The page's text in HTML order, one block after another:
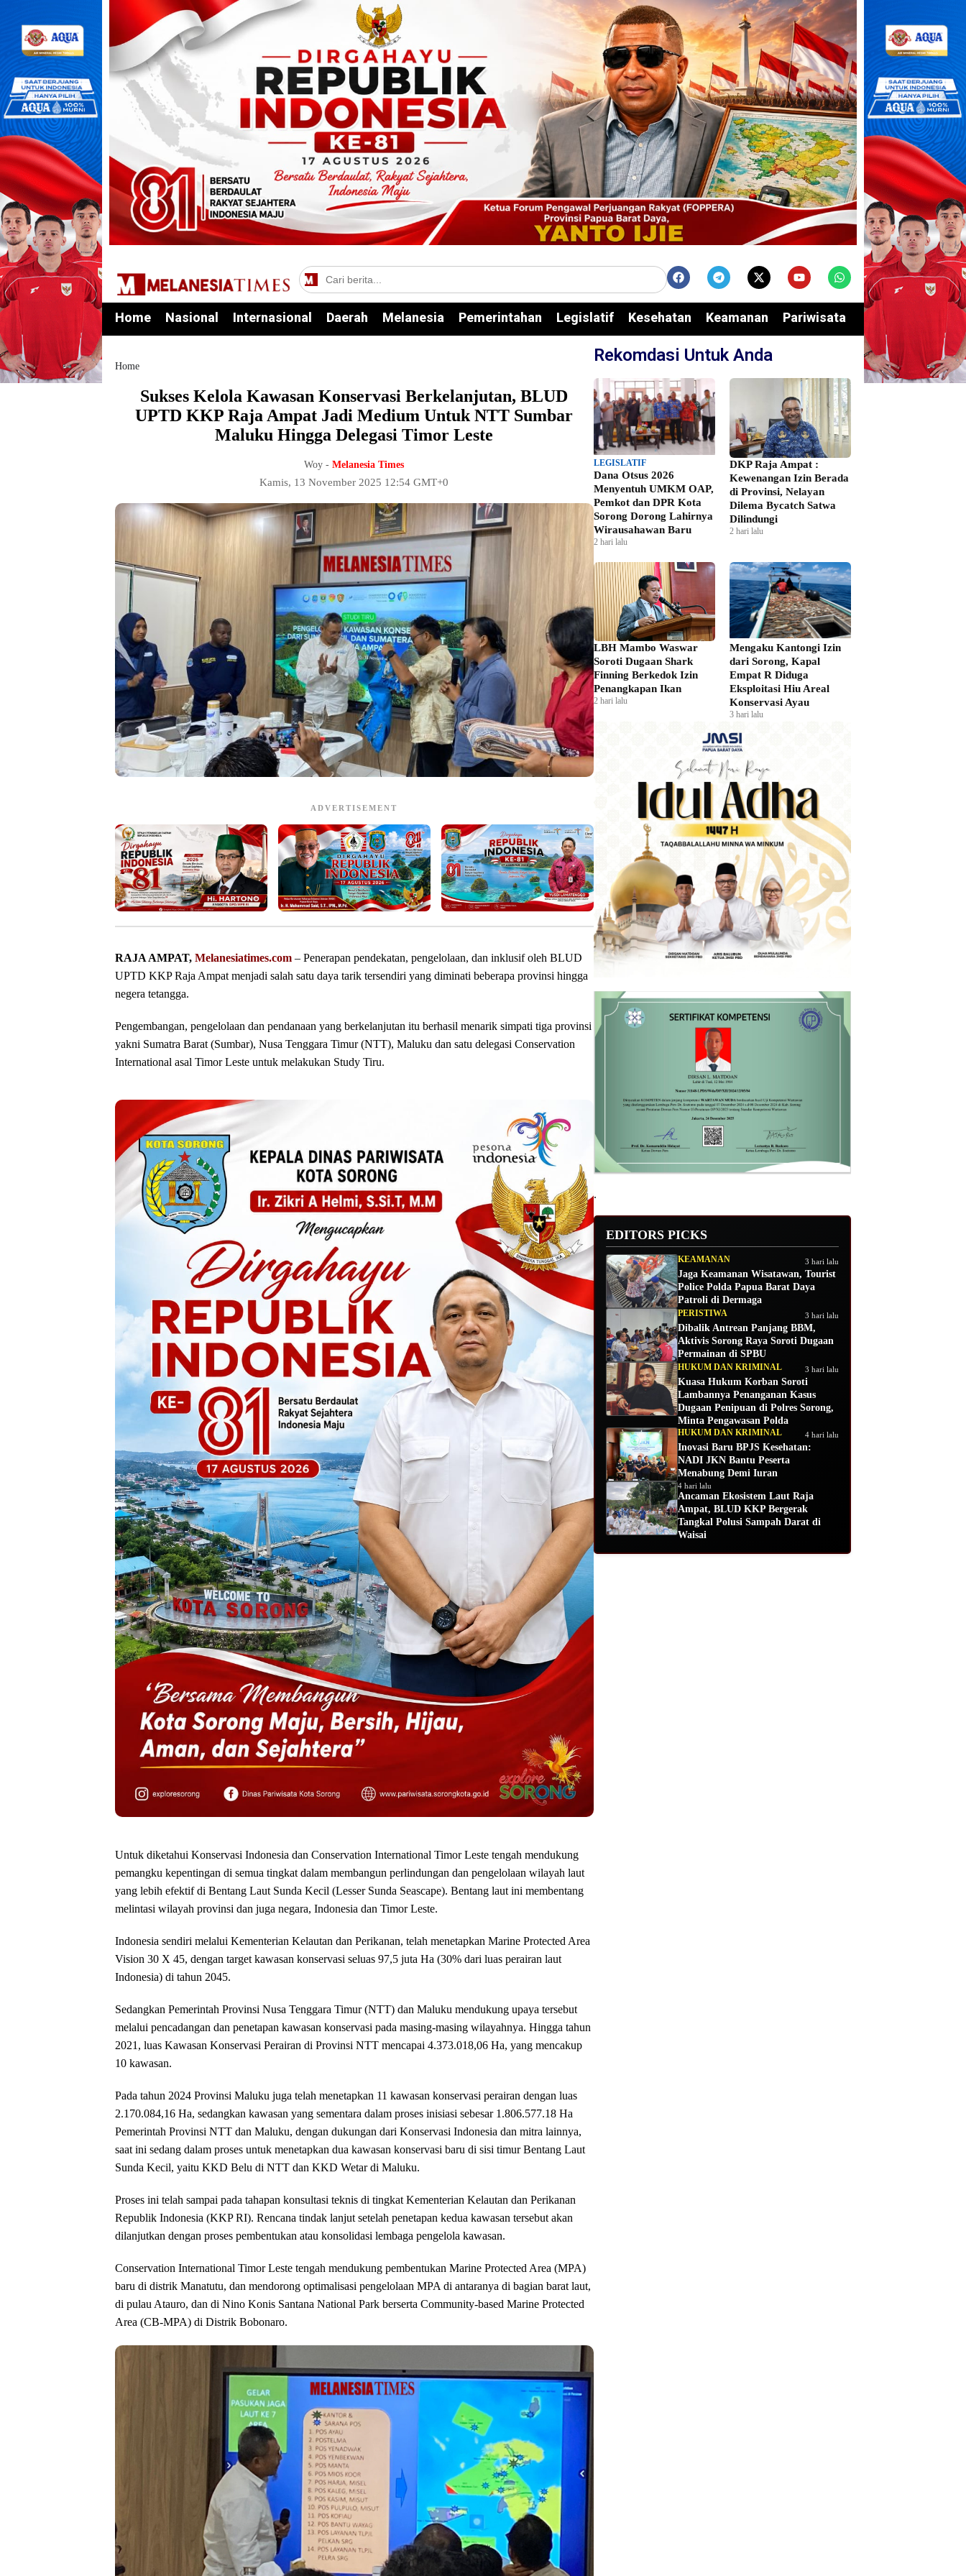
Home Nasional Internasional Daerah Melanesia Pemerintahan Legislatif Kesehatan Keamanan Pariwisata Edukasi
Home
Sukses Kelola Kawasan Konservasi Berkelanjutan, BLUD
UPTD KKP Raja Ampat Jadi Medium Untuk NTT Sumbar
Maluku Hingga Delegasi Timor Leste
Woy -Melanesia Times
Kamis, 13 November 2025 12:54 GMT+0
ADVERTISEMENT
RAJA AMPAT, Melanesiatimes.com – Penerapan pendekatan, pengelolaan, dan inklusif oleh BLUD
UPTD KKP Raja Ampat menjadi salah satu daya tarik tersendiri yang diminati beberapa provinsi hingga
negera tetangga.
Pengembangan, pengelolaan dan pendanaan yang berkelanjutan itu berhasil menarik simpati tiga provinsi
yakni Sumatra Barat (Sumbar), Nusa Tenggara Timur (NTT), Maluku dan satu delegasi Conservation
International asal Timor Leste untuk melakukan Study Tiru.
Untuk diketahui Konservasi Indonesia dan Conservation International Timor Leste tengah mendukung
pemangku kepentingan di semua tingkat dalam membangun perlindungan dan pengelolaan wilayah laut
yang lebih efektif di Bentang Laut Sunda Kecil (Lesser Sunda Seascape). Bentang laut ini membentang
melintasi wilayah provinsi dan juga negara, Indonesia dan Timor Leste.
Indonesia sendiri melalui Kementerian Kelautan dan Perikanan, telah menetapkan Marine Protected Area
Vision 30 X 45, dengan target kawasan konservasi seluas 97,5 juta Ha (30% dari luas perairan laut
Indonesia) di tahun 2045.
Sedangkan Pemerintah Provinsi Nusa Tenggara Timur (NTT) dan Maluku mendukung upaya tersebut
melalui pencadangan dan penetapan kawasan konservasi pada masing-masing wilayahnya. Hingga tahun
2021, luas Kawasan Konservasi Perairan di Provinsi NTT mencapai 4.373.018,06 Ha, yang mencakup
10 kawasan.
Pada tahun 2024 Provinsi Maluku juga telah menetapkan 11 kawasan konservasi perairan dengan luas
2.170.084,16 Ha, sedangkan kawasan yang sementara dalam proses inisiasi sebesar 1.806.577.18 Ha
Pemerintah Provinsi NTT dan Maluku, dengan dukungan dari Konservasi Indonesia dan mitra lainnya,
saat ini sedang dalam proses untuk menetapkan dua kawasan konservasi baru di sisi timur Bentang Laut
Sunda Kecil, yaitu KKD Belu di NTT dan KKD Wetar di Maluku.
Proses ini telah sampai pada tahapan konsultasi teknis di tingkat Kementerian Kelautan dan Perikanan
Republik Indonesia (KKP RI). Rencana tindak lanjut setelah penetapan kedua kawasan tersebut akan
dilanjutkan dengan proses pembentukan atau konsolidasi lembaga pengelola kawasan.
Conservation International Timor Leste tengah mendukung pembentukan Marine Protected Area (MPA)
baru di distrik Manatutu, dan mendorong optimalisasi pengelolaan MPA di antaranya di bagian barat laut,
di pulau Atauro, dan di Nino Konis Santana National Park berserta Community-based Marine Protected
Area (CB-MPA) di Distrik Bobonaro.
Rekomdasi Untuk Anda
LEGISLATIF
Dana Otsus 2026
Menyentuh UMKM OAP,
Pemkot dan DPR Kota
Sorong Dorong Lahirnya
Wirausahawan Baru
2 hari lalu
DKP Raja Ampat :
Kewenangan Izin Berada
di Provinsi, Nelayan
Dilema Bycatch Satwa
Dilindungi
2 hari lalu
LBH Mambo Waswar
Soroti Dugaan Shark
Finning Berkedok Izin
Penangkapan Ikan
2 hari lalu
Mengaku Kantongi Izin
dari Sorong, Kapal
Empat R Diduga
Eksploitasi Hiu Areal
Konservasi Ayau
3 hari lalu
.
EDITORS PICKS
KEAMANAN 3 hari lalu
Jaga Keamanan Wisatawan, Tourist
Police Polda Papua Barat Daya
Patroli di Dermaga
PERISTIWA 3 hari lalu
Dibalik Antrean Panjang BBM,
Aktivis Sorong Raya Soroti Dugaan
Permainan di SPBU
HUKUM DAN KRIMINAL 3 hari lalu
Kuasa Hukum Korban Soroti
Lambannya Penanganan Kasus
Dugaan Penipuan di Polres Sorong,
Minta Pengawasan Polda
HUKUM DAN KRIMINAL 4 hari lalu
Inovasi Baru BPJS Kesehatan:
NADI JKN Bantu Peserta
Menabung Demi Iuran
4 hari lalu
Ancaman Ekosistem Laut Raja
Ampat, BLUD KKP Bergerak
Tangkal Polusi Sampah Darat di
Waisai